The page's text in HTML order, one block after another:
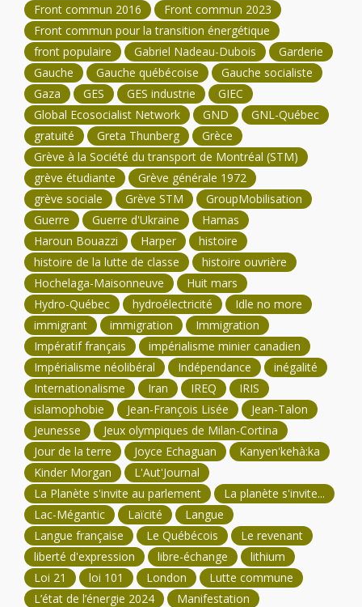
Front commun 2016
Front commun 2023
Front commun pour la transition énergétique
front populaire
Gabriel Nadeau-Dubois
Garderie
Gauche
Gauche québécoise
Gauche socialiste
Gaza
GES GES industrie
GIEC
Global Ecosocialist Network
GND
GNL-Québec
gratuité
Greta Thunberg
Grèce
Grève à la Société du transport de Montréal (STM)
grève étudiante
Grève générale 1972
grève sociale
Grève STM
GroupMobilisation
Guerre
Guerre d'Ukraine
Hamas
Haroun Bouazzi
Harper
histoire
histoire de la lutte de classe
histoire ouvrière
Hochelaga-Maisonneuve
Huit mars
Hydro-Québec
hydroélectricité
Idle no more
immigrant
immigration
Immigration
Impératif français
impérialisme minier canadien
Impérialisme néolibéral
Indépendance
inégalité
Internationalisme
Iran IREQ
IRIS
islamophobie
Jean-François Lisée
Jean-Talon
Jeunesse
Jeux olympiques de Milan-Cortina
Jour de la terre
Joyce Echaguan
Kanyen'kehà:ka
Kinder Morgan
L'Aut'Journal
La Planète s'invite au parlement
La planète s'invite...
Lac-Mégantic
Laïcité
Langue
Langue française
Le Québécois
Le revenant
liberté d'expression
libre-échange
lithium
Loi 21
loi 101 London
Lutte commune
L’état de l’énergie 2024
Manifestation